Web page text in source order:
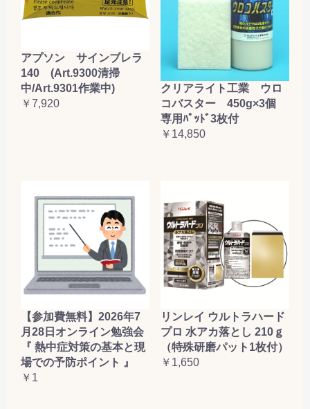
お買い物を続ける カートへ進む
アプソン サインブレラ
140 (Art.9300清掃
中/Art.9301作業中)
￥7,920
クリアライト工業 ウロ
コバスター 450g×3個
専用ﾊﾟｯﾄﾞ3枚付
￥14,850
【参加費無料】2026年7
月28日オンライン勉強会
『 熱中症対策の基本と現
場での予防ポイント 』
￥1
リンレイ ウルトラハード
プロ 水アカ落とし 210ｇ
（特殊研磨パット1枚付）
￥1,650